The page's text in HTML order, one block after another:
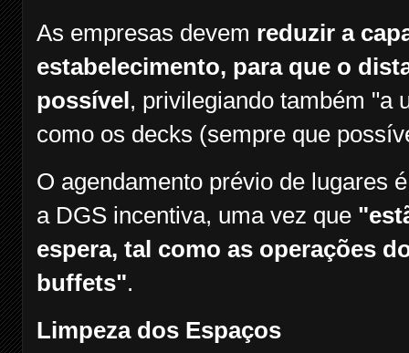
As empresas devem reduzir a
estabelecimento, para que o
possível, privilegiando também "a
como os decks (sempre que
O agendamento prévio de lugares
a DGS incentiva, uma vez que
espera, tal como as operações
buffets".
Limpeza dos Espaços